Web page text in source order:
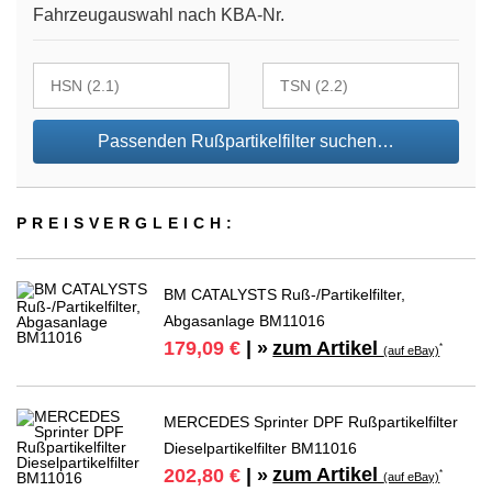
Fahrzeugauswahl nach KBA-Nr.
Passenden Rußpartikelfilter suchen…
PREIS­VER­GLEICH:
BM CATALYSTS Ruß-/Partikelfilter,
Abgasanlage BM11016
179,09 € | » zum Artikel(auf eBay)*
MERCEDES Sprinter DPF Rußpartikelfilter
Dieselpartikelfilter BM11016
202,80 € | » zum Artikel(auf eBay)*